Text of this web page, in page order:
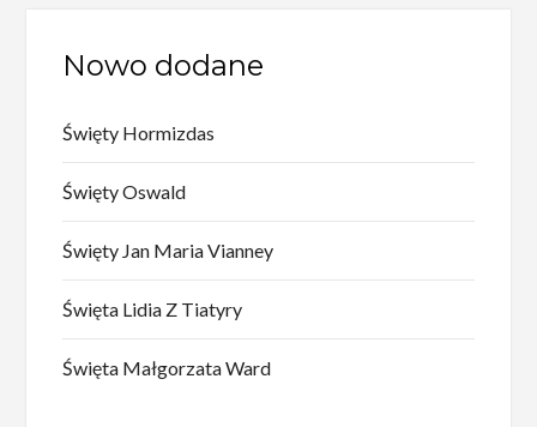
Nowo dodane
Święty Hormizdas
Święty Oswald
Święty Jan Maria Vianney
Święta Lidia Z Tiatyry
Święta Małgorzata Ward